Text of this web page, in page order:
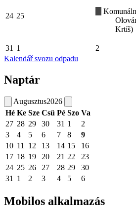
24 25
Krtíš)
31 1 2
Kalendář svozu odpadu
Naptár
Augusztus2026
Hé Ke Sze Csü Pé Szo Va
27 28 29 30 31 1
2
3
4 5 6 7 8
9
10 11 12 13 14 15
16
17 18 19 20 21 22
23
24 25 26 27 28 29
30
31
1 2 3 4 5 6
Mobilos alkalmazás